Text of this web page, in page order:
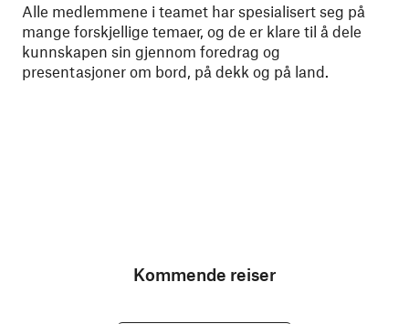
Alle medlemmene i teamet har spesialisert seg på
mange forskjellige temaer, og de er klare til å dele
kunnskapen sin gjennom foredrag og
presentasjoner om bord, på dekk og på land.
Kommende reiser